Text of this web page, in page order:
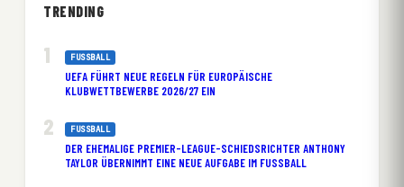
TRENDING
FUSSBALL
UEFA FÜHRT NEUE REGELN FÜR EUROPÄISCHE
KLUBWETTBEWERBE 2026/27 EIN
FUSSBALL
DER EHEMALIGE PREMIER-LEAGUE-SCHIEDSRICHTER ANTHONY
TAYLOR ÜBERNIMMT EINE NEUE AUFGABE IM FUSSBALL